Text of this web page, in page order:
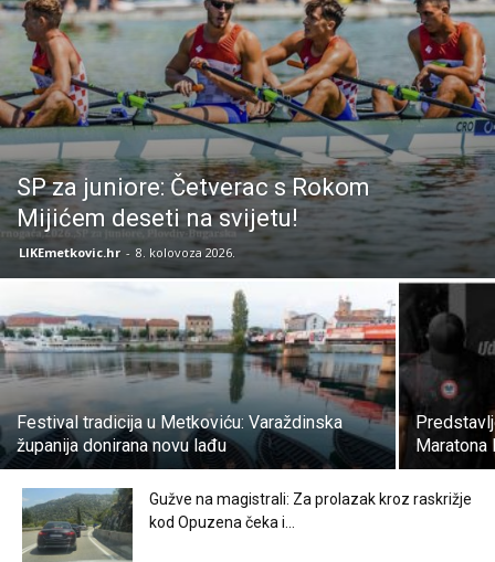
SP za juniore: Četverac s Rokom
Mijićem deseti na svijetu!
LIKEmetkovic.hr - 8. kolovoza 2026.
Festival tradicija u Metkoviću: Varaždinska
županija donirana novu lađu
Maratona
Gužve na magistrali: Za prolazak kroz raskrižje
kod Opuzena čeka i...